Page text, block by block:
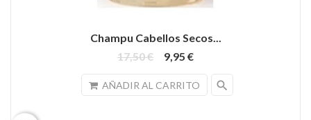
Champu Cabellos Secos...
17,50 €
9,95 €
AÑADIR AL CARRITO search